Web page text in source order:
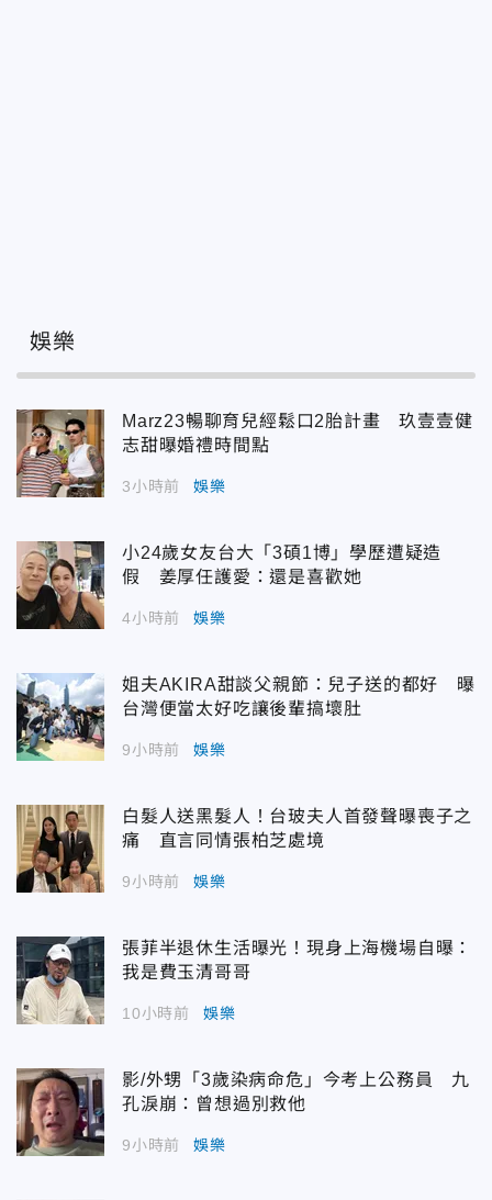
娛樂
Marz23暢聊育兒經鬆口2胎計畫 玖壹壹健
志甜曝婚禮時間點
3小時前 娛樂
小24歲女友台大「3碩1博」學歷遭疑造
假 姜厚任護愛：還是喜歡她
4小時前 娛樂
姐夫AKIRA甜談父親節：兒子送的都好 曝
台灣便當太好吃讓後輩搞壞肚
9小時前 娛樂
白髮人送黑髮人！台玻夫人首發聲曝喪子之
痛 直言同情張柏芝處境
9小時前 娛樂
張菲半退休生活曝光！現身上海機場自曝：
我是費玉清哥哥
10小時前 娛樂
影/外甥「3歲染病命危」今考上公務員 九
孔淚崩：曾想過別救他
9小時前 娛樂